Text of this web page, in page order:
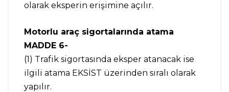
olarak eksperin erişimine açılır.
Motorlu araç sigortalarında atama
MADDE 6-
(1) Trafik sigortasında eksper atanacak ise
ilgili atama EKSİST üzerinden sıralı olarak
yapılır.